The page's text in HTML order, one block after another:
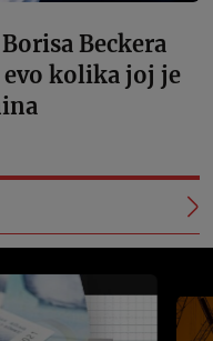
Beckera
kolika joj je